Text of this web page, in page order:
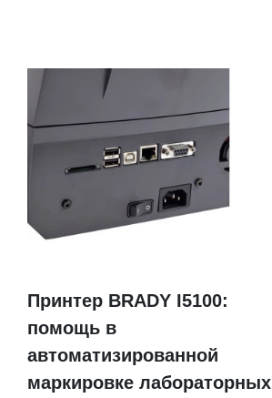
Принтер BRADY I5100:
помощь в
автоматизированной
маркировке лабораторных